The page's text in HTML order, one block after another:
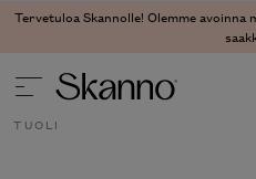
Tervetuloa Skannolle! Olemme avoinna
TUOLI